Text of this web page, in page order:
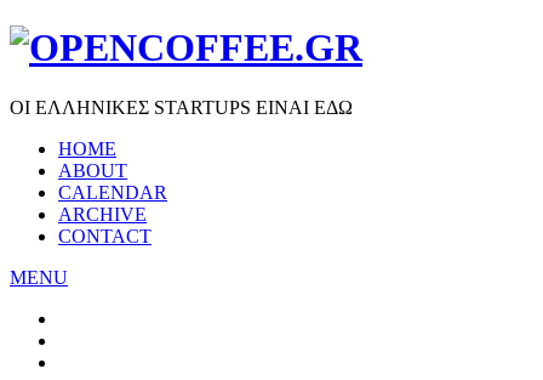
ΟΙ ΕΛΛΗΝΙΚΕΣ STARTUPS ΕΙΝΑΙ ΕΔΩ
HOME
ABOUT
CALENDAR
ARCHIVE
CONTACT
MENU